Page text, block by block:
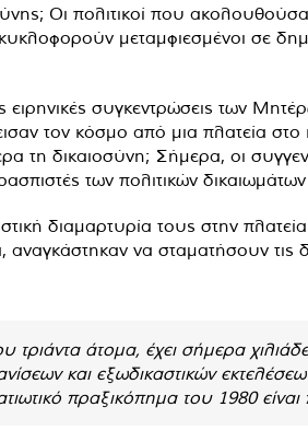
Οι πολιτικοί που
μεταμφιεσμένοι σε
ειρηνικές συγκεντρώσεις των
τον κόσμο από μια πλατεία
τη δικαιοσύνη; Σήμερα, οι
των πολιτικών
διαμαρτυρία τους στην
να σταματήσουν τις
τριάντα άτομα, έχει σήμερα
και εξωδικαστικών
πραξικόπημα του 1980